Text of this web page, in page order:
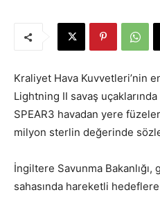
Kraliyet Hava Kuvvetleri’nin
Lightning II savaş
SPEAR3 havadan yere
milyon sterlin değerinde
İngiltere Savunma
sahasında hareketli